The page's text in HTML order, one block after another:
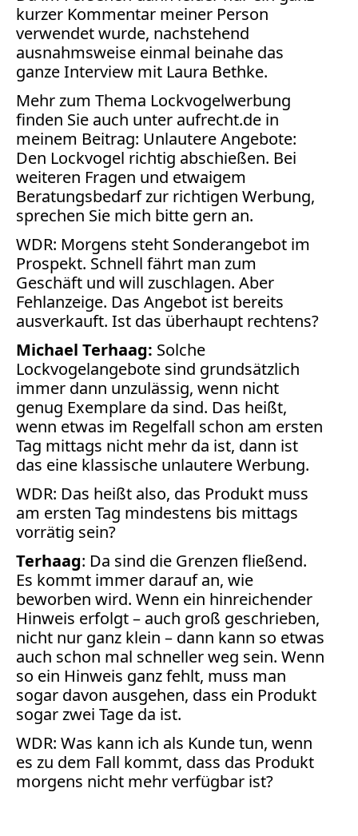
kurzer Kommentar meiner Person
verwendet wurde, nachstehend
ausnahmsweise einmal beinahe das
ganze Interview mit Laura Bethke.
Mehr zum Thema Lockvogelwerbung
finden Sie auch unter aufrecht.de in
meinem Beitrag: Unlautere Angebote:
Den Lockvogel richtig abschießen. Bei
weiteren Fragen und etwaigem
Beratungsbedarf zur richtigen Werbung,
sprechen Sie mich bitte gern an.
WDR: Morgens steht Sonderangebot im
Prospekt. Schnell fährt man zum
Geschäft und will zuschlagen. Aber
Fehlanzeige. Das Angebot ist bereits
ausverkauft. Ist das überhaupt rechtens?
Michael Terhaag: Solche
Lockvogelangebote sind grundsätzlich
immer dann unzulässig, wenn nicht
genug Exemplare da sind. Das heißt,
wenn etwas im Regelfall schon am ersten
Tag mittags nicht mehr da ist, dann ist
das eine klassische unlautere Werbung.
WDR: Das heißt also, das Produkt muss
am ersten Tag mindestens bis mittags
vorrätig sein?
Terhaag: Da sind die Grenzen fließend.
Es kommt immer darauf an, wie
beworben wird. Wenn ein hinreichender
Hinweis erfolgt – auch groß geschrieben,
nicht nur ganz klein – dann kann so etwas
auch schon mal schneller weg sein. Wenn
so ein Hinweis ganz fehlt, muss man
sogar davon ausgehen, dass ein Produkt
sogar zwei Tage da ist.
WDR: Was kann ich als Kunde tun, wenn
es zu dem Fall kommt, dass das Produkt
morgens nicht mehr verfügbar ist?
Datenschutz
AGB
Abmahnung
Aktuelle
Stunde
BGH
Beleidigung
Datenschutz
Facebook
Fotorecht
Google
Haftung
Instagram
Internetrecht
Markenrecht
Meinungsfreiheit
Persönlichkeitsrecht
Print
Radio
Sportwetten
TV
Tagesspiegel
Urheberrecht
Verbraucherrecht
Volle
Kanne
WDR
Werbung
Wettbewerbsrecht
ZDF
online